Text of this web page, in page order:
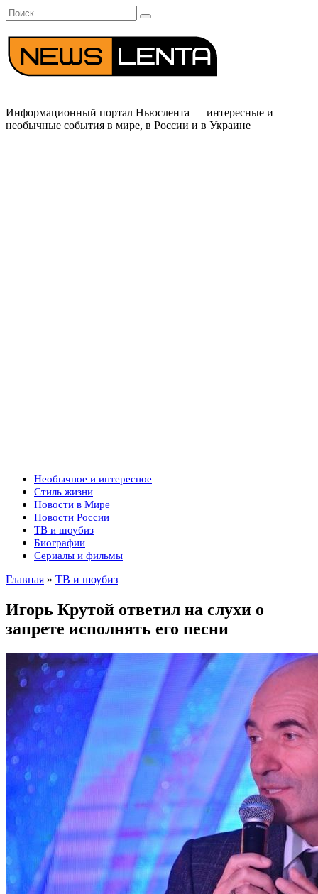
Перейти
к
содержанию
Search
for:
Информационный портал Ньюслента — интересные и
необычные события в мире, в России и в Украине
Необычное и интересное
Стиль жизни
Новости в Мире
Новости России
ТВ и шоубиз
Биографии
Сериалы и фильмы
Главная » ТВ и шоубиз
Игорь Крутой ответил на слухи о
запрете исполнять его песни